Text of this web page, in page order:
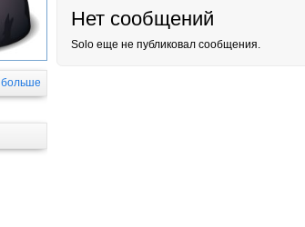
больше
Нет сообщений
Solo еще не публиковал сообщения.